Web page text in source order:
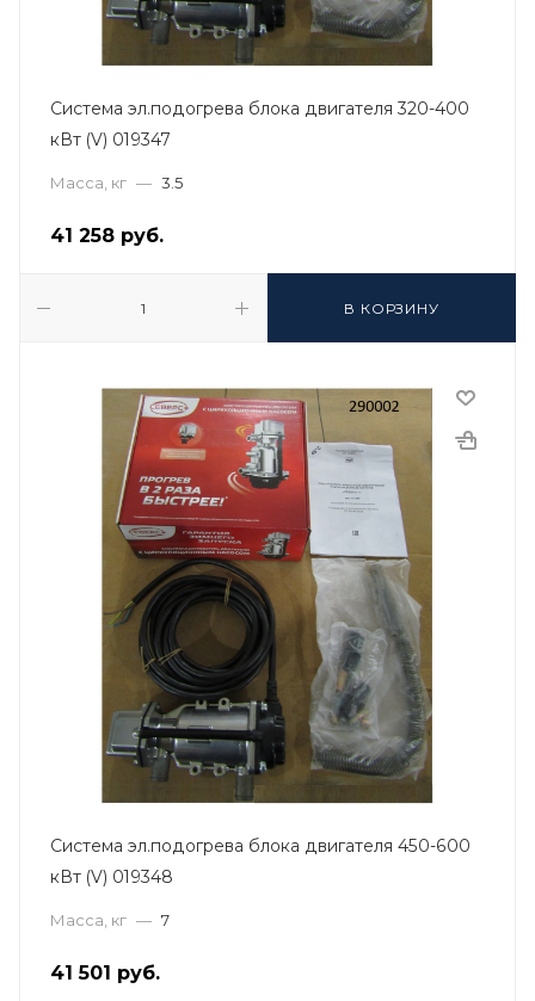
Система эл.подогрева блока двигателя 320-400
кВт (V) 019347
Масса, кг — 3.5
41 258 руб.
В КОРЗИНУ
Система эл.подогрева блока двигателя 450-600
кВт (V) 019348
Масса, кг — 7
41 501 руб.